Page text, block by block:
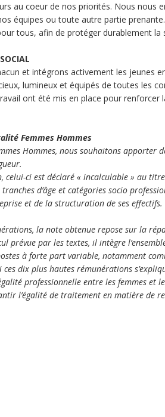
au coeur de nos priorités. Nous nous
équipes ou toute autre partie
tous, afin de protéger durablement la
et intégrons activement les
lumineux et équipés de toutes les
ont été mis en place pour
Femmes Hommes
Hommes, nous souhaitons
ci est déclaré « incalculable » au
d’âge et catégories socio
et de la structuration de ses
la note obtenue repose sur la
prévue par les textes, il intègre
à forte part variable, notamment
dix plus hautes rémunérations
professionnelle entre les femmes
l’égalité de traitement en matière de